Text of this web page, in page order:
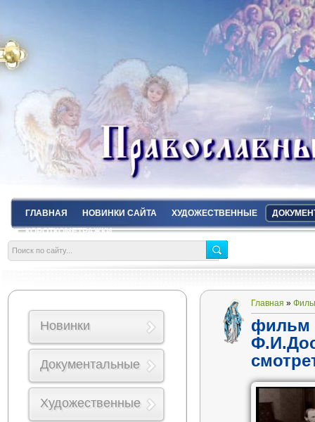
ГЛАВНАЯ НОВИНКИ САЙТА ХУДОЖЕСТВЕННЫЕ
КОРОТКОМЕТРАЖКИ
Главная »
фильм
Новинки
Документальные
Художественные